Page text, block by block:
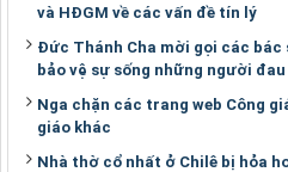
và HĐGM về các vấn đề tín lý
Đức Thánh Cha mời gọi các bác
bảo vệ sự sống những người đau
Nga chặn các trang web Công
giáo khác
Nhà thờ cổ nhất ở Chilê bị hỏa